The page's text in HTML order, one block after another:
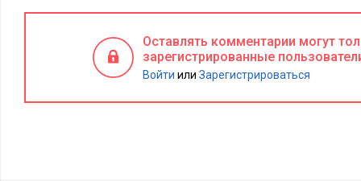
Оставлять комментарии могут
зарегистрированные
Войти или Зарегистрироваться